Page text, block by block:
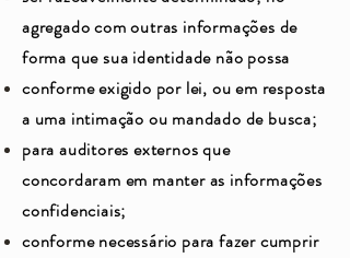
agregado com outras informações de
forma que sua identidade não possa
conforme exigido por lei, ou em resposta
a uma intimação ou mandado de busca;
para auditores externos que
concordaram em manter as informações
confidenciais;
conforme necessário para fazer cumprir